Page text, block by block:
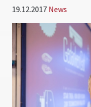
19.12.2017 News